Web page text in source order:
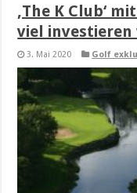
‚The K Club‘
viel investieren
3. Mai 2020 Golf